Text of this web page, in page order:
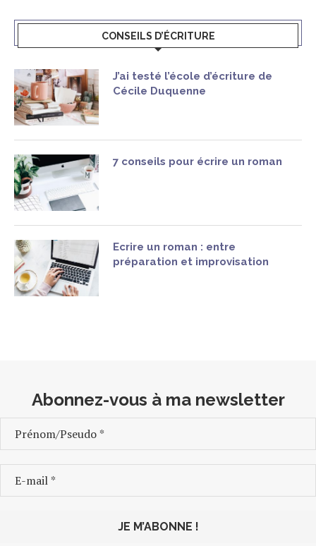
CONSEILS D’ÉCRITURE
J’ai testé l’école d’écriture de
Cécile Duquenne
7 conseils pour écrire un roman
Ecrire un roman : entre
préparation et improvisation
Abonnez-vous à ma newsletter